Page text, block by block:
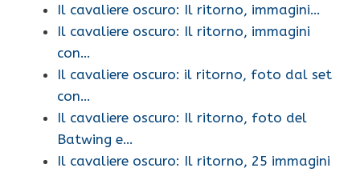
Il cavaliere oscuro: Il ritorno, immagini…
Il cavaliere oscuro: Il ritorno, immagini
con…
Il cavaliere oscuro: il ritorno, foto dal set
con…
Il cavaliere oscuro: Il ritorno, foto del
Batwing e…
Il cavaliere oscuro: Il ritorno, 25 immagini